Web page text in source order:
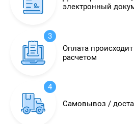
электронный
3
Оплата
расчетом
4
Самовывоз /